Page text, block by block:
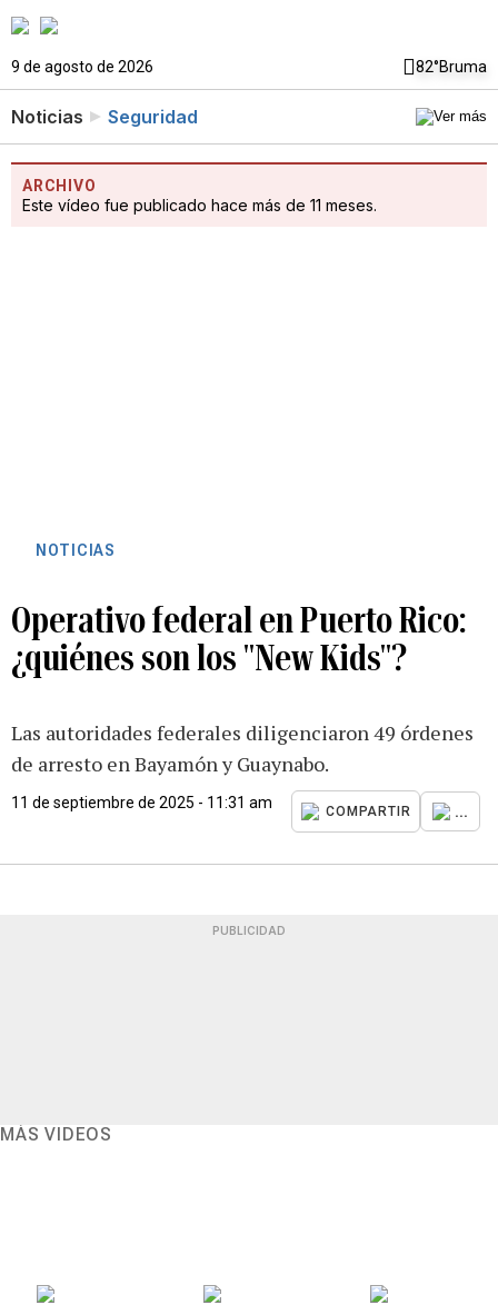
9 de agosto de 2026 82°Bruma
Noticias Seguridad
ARCHIVO
Este vídeo fue publicado hace más de 11 meses.
NOTICIAS
Operativo federal en Puerto Rico:
¿quiénes son los "New Kids"?
Las autoridades federales diligenciaron 49 órdenes
de arresto en Bayamón y Guaynabo.
11 de septiembre de 2025 - 11:31 am
COMPARTIR ...
PUBLICIDAD
MÁS VIDEOS